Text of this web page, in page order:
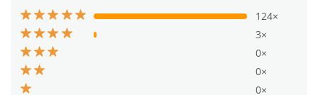
124×
3×
0×
0×
0×